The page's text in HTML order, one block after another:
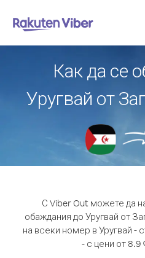
Как да се
Уругвай от
С Viber Out можете да
обаждания до Уругвай от
на всеки номер в Уругвай -
- с цени от 8.9